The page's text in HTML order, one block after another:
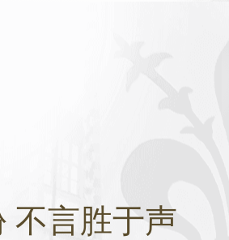
不言胜于声